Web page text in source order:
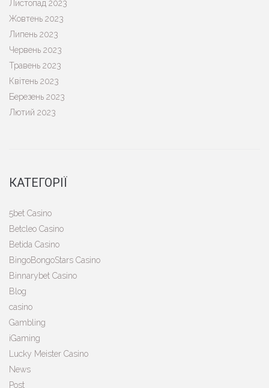
Листопад 2023
Жовтень 2023
Липень 2023
Червень 2023
Травень 2023
Квітень 2023
Березень 2023
Лютий 2023
КАТЕГОРІЇ
5bet Casino
Betcleo Casino
Betida Casino
BingoBongoStars Casino
Binnarybet Casino
Blog
casino
Gambling
iGaming
Lucky Meister Casino
News
Post